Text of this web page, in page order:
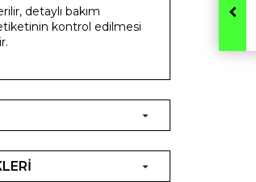
detaylı bakım
kontrol edilmesi